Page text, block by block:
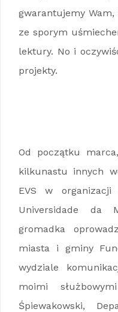
gwarantujemy
ze sporym
lektury. No i
projekty.
Od początku
kilkunastu innych
EVS w organizacji
Universidade da
gromadka
miasta i gminy
wydziale
moimi
Śpiewakowski,